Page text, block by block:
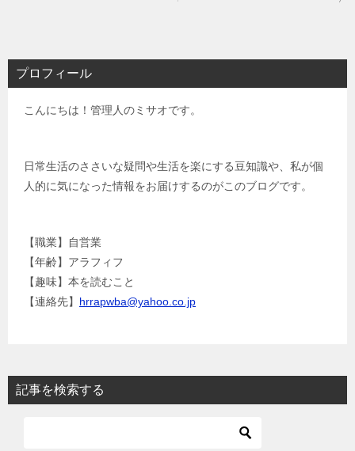
ビ
ゲ
プロフィール
こんにちは！管理人のミサオです。
日常生活のささいな疑問や生活を楽にする豆知識や、私が個
人的に気になった情報をお届けするのがこのブログです。
【職業】自営業
【年齢】アラフィフ
【趣味】本を読むこと
【連絡先】 hrrapwba@yahoo.co.jp
記事を検索する